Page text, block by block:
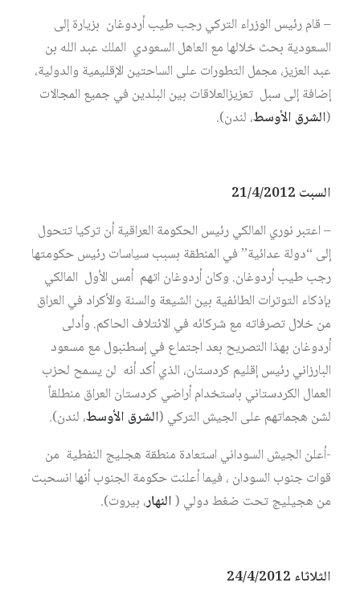
– قام رئيس الوزراء التركي رجب طيب أردوغان بزيارة إلى
السعودية بحث خلالها مع العاهل السعودي الملك عبد الله بن
عبد العزيز، مجمل التطورات على الساحتين الإقليمية والدولية،
إضافة إلى سبل تعزيزالعلاقات بين البلدين في جميع المجالات
(الشرق الأوسط، لندن).
السبت 21/4/2012
– اعتبر نوري المالكي رئيس الحكومة العراقية أن تركيا تتحول
إلى “دولة عدائية” في المنطقة بسبب سياسات رئيس حكومتها
رجب طيب أردوغان. وكان أردوغان اتهم أمس الأول المالكي
بإذكاء التوترات الطائفية بين الشيعة والسنة والأكراد في العراق
من خلال تصرفاته مع شركائه في الائتلاف الحاكم. وأدلى
أردوغان بهذا التصريح بعد اجتماع في إسطنبول مع مسعود
البارزاني رئيس إقليم كردستان، الذي أكد أنه لن يسمح لحزب
العمال الكردستاني باستخدام أراضي كردستان العراق منطلقاً
لشن هجماتهم على الجيش التركي (الشرق الأوسط، لندن).
-أعلن الجيش السوداني استعادة منطقة هجليج النفطية من
قوات جنوب السودان ، فيما أعلنت حكومة الجنوب أنها انسحبت
من هجيليج تحت ضغط دولي (النهار، بيروت).
الثلاثاء 24/4/2012